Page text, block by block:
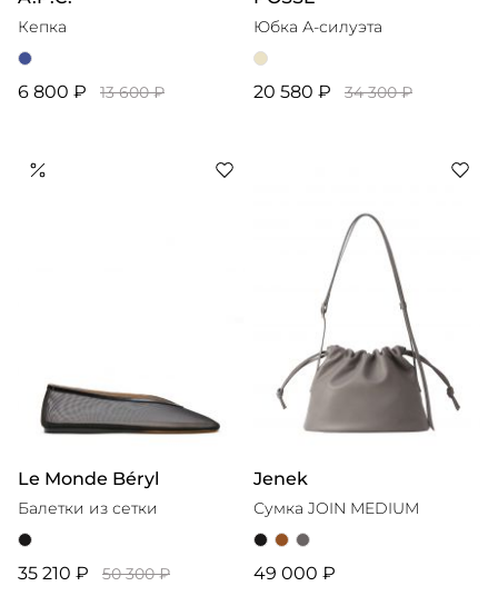
Кепка
6 800 ₽ 13 600 ₽
Юбка А-силуэта
20 580 ₽ 34 300 ₽
Le Monde Béryl
Балетки из сетки
35 210 ₽ 50 300 ₽
Jenek
Сумка JOIN MEDIUM
49 000 ₽